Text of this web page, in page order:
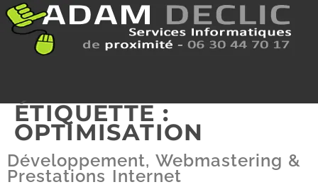
ÉTIQUETTE :
OPTIMISATION
Développement, Webmastering &
Prestations Internet